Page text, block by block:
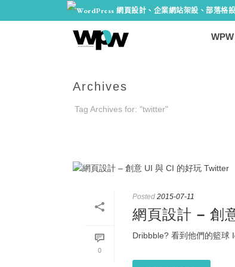
Archives
Tag Archives for: "twitter"
0
Posted 2015-07-11
網頁設計 – 創
Dribbble? 看到他們的籃球